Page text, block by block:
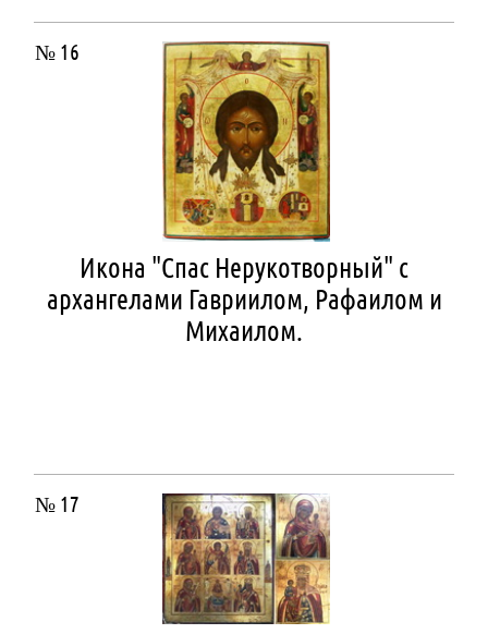
№ 16
Икона "Спас Нерукотворный" с
архангелами Гавриилом, Рафаилом и
Михаилом.
№ 17